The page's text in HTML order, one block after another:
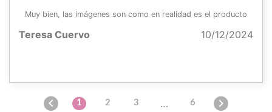
Muy bien, las imágenes son como en realidad es el producto
Teresa Cuervo 10/12/2024
 1 2 3 … 6 